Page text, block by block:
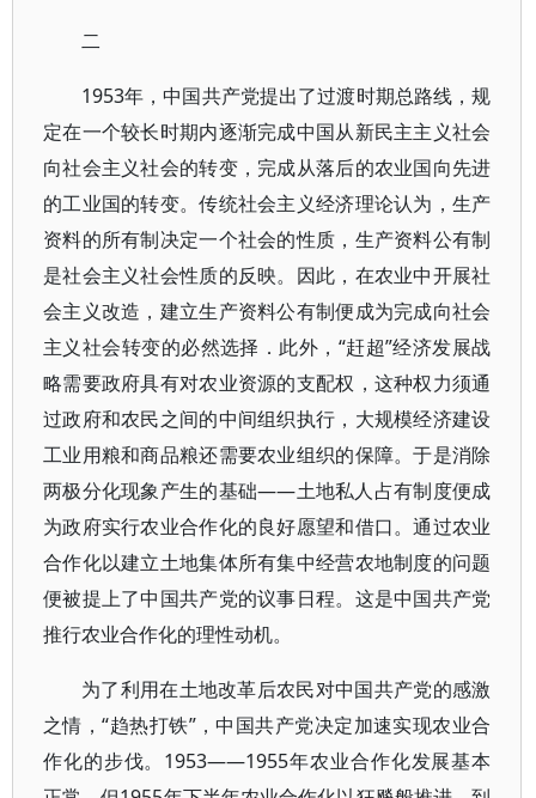
二
1953年，中国共产党提出了过渡时期总路线，规
定在一个较长时期内逐渐完成中国从新民主主义社会
向社会主义社会的转变，完成从落后的农业国向先进
的工业国的转变。传统社会主义经济理论认为，生产
资料的所有制决定一个社会的性质，生产资料公有制
是社会主义社会性质的反映。因此，在农业中开展社
会主义改造，建立生产资料公有制便成为完成向社会
主义社会转变的必然选择．此外，“赶超”经济发展战
略需要政府具有对农业资源的支配权，这种权力须通
过政府和农民之间的中间组织执行，大规模经济建设
工业用粮和商品粮还需要农业组织的保障。于是消除
两极分化现象产生的基础——土地私人占有制度便成
为政府实行农业合作化的良好愿望和借口。通过农业
合作化以建立土地集体所有集中经营农地制度的问题
便被提上了中国共产党的议事日程。这是中国共产党
推行农业合作化的理性动机。
为了利用在土地改革后农民对中国共产党的感激
之情，“趋热打铁”，中国共产党决定加速实现农业合
作化的步伐。1953——1955年农业合作化发展基本